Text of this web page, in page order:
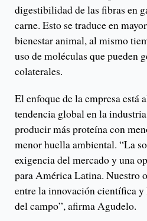
digestibilidad de las fibras en
carne. Esto se traduce en
bienestar animal, al mismo
uso de moléculas que pueden
colaterales.
El enfoque de la empresa está
tendencia global en la
producir más proteína con
menor huella ambiental. “La
exigencia del mercado y una
para América Latina. Nuestro
entre la innovación científica
del campo”, afirma Agudelo.